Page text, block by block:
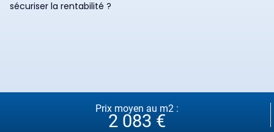
sécuriser la rentabilité ?
Prix moyen au m2 :
2 083 €